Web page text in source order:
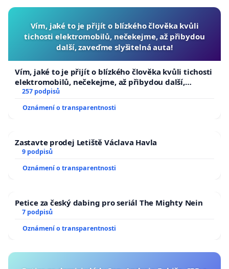
Vím, jaké to je přijít o blízkého člověka kvůli
tichosti elektromobilů, nečekejme, až přibydou
další, zaveďme slyšitelná auta!
Vím, jaké to je přijít o blízkého člověka kvůli tichosti
elektromobilů, nečekejme, až přibydou další,
zaveďme slyšitelná auta!
257 podpisů
Oznámení o transparentnosti
Zastavte prodej Letiště Václava Havla
9 podpisů
Oznámení o transparentnosti
Petice za český dabing pro seriál The Mighty Nein
7 podpisů
Oznámení o transparentnosti